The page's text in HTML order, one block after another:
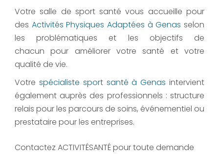
Votre salle de sport santé vous accueille pour
des Activités Physiques Adaptées à Genas selon
les problématiques et les objectifs de
chacun pour améliorer votre santé et votre
qualité de vie.
Votre spécialiste sport santé à Genas intervient
également auprès des professionnels : structure
relais pour les parcours de soins, événementiel ou
prestataire pour les entreprises.
Contactez ACTIVITÉSANTÉ pour toute demande